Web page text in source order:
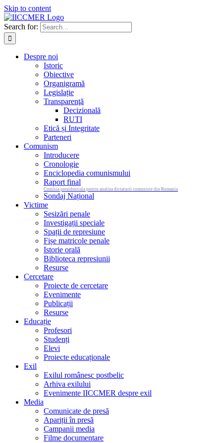
Skip to content
Search for:
Despre noi
Istoric
Obiective
Organigramă
Legislație
Transparenţă
Decizională
RUTI
Etică și Integritate
Parteneri
Comunism
Introducere
Cronologie
Enciclopedia comunismului
Raport final
Comisia prezidentiala pentru analiza dictaturii comuniste din Romania
Sondaj Național
Victime
Sesizări penale
Investigații speciale
Spații de represiune
Fișe matricole penale
Istorie orală
Biblioteca represiunii
Resurse
Cercetare
Proiecte de cercetare
Evenimente
Publicații
Resurse
Educație
Profesori
Studenți
Elevi
Proiecte educaționale
Exil
Exilul românesc postbelic
Arhiva exilului
Evenimente IICCMER despre exil
Media
Comunicate de presă
Apariții în presă
Campanii media
Filme documentare